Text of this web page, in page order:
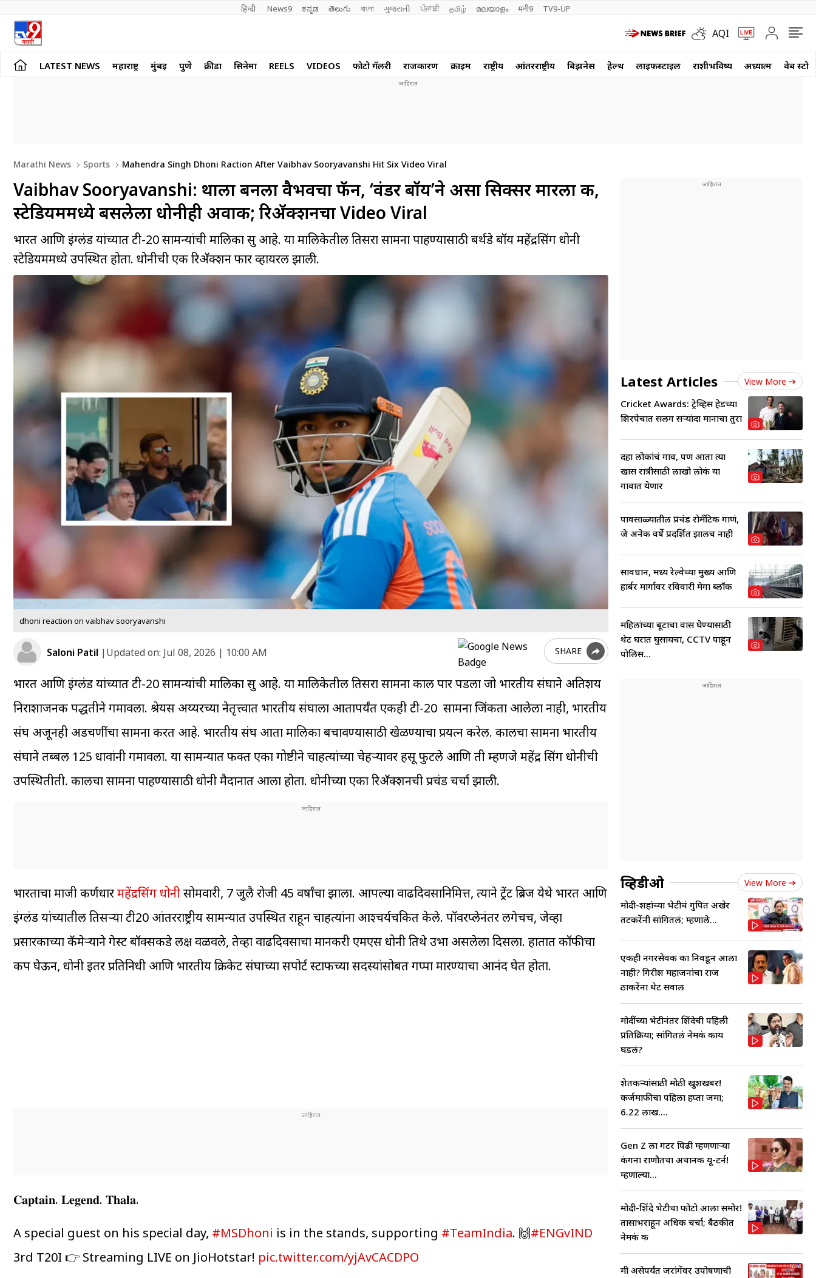
हिन्दी News9 ಕನ್ನಡ తెలుగు বাংলা ગુજરાતી ਪੰਜਾਬੀ தமிழ் മലയാളം मनी9 TV9-UP
AQI
LATEST NEWS महाराष्ट्र मुंबई पुणे क्रीडा सिनेमा REELS VIDEOS फोटो गॅलरी राजकारण क्राईम राष्ट्रीय आंतरराष्ट्रीय बिझनेस हेल्थ लाईफस्टाईल राशीभविष्य अध्यात्म वेब
Marathi News Sports Mahendra Singh Dhoni Raction After Vaibhav Sooryavanshi Hit Six Video Viral
Vaibhav Sooryavanshi: थाला बनला वैभवचा फॅन, ‘वंडर बॉय’ने असा सिक्सर मारला की,
स्टेडियममध्ये बसलेला धोनीही अवाक; रिअ‍ॅक्शनचा Video Viral
भारत आणि इंग्लंड यांच्यात टी-20 सामन्यांची मालिका सुरु आहे. या मालिकेतील तिसरा सामना पाहण्यासाठी बर्थडे बॉय महेंद्रसिंग धोनी
स्टेडियममध्ये उपस्थित होता. धोनीची एक रिअ‍ॅक्शन फार व्हायरल झाली.
dhoni reaction on vaibhav sooryavanshi
Saloni Patil |Updated on: Jul 08, 2026 | 10:00 AM SHARE
भारत आणि इंग्लंड यांच्यात टी-20 सामन्यांची मालिका सुरु आहे. या मालिकेतील तिसरा सामना काल पार पडला जो भारतीय संघाने अतिशय
निराशाजनक पद्धतीने गमावला. श्रेयस अय्यरच्या नेतृत्त्वात भारतीय संघाला आतापर्यंत एकही टी-20 सामना जिंकता आलेला नाही, भारतीय
संघ अजूनही अडचणींचा सामना करत आहे. भारतीय संघ आता मालिका बचावण्यासाठी खेळण्याचा प्रयत्न करेल. कालचा सामना भारतीय
संघाने तब्बल 125 धावांनी गमावला. या सामन्यात फक्त एका गोष्टीने चाहत्यांच्या चेहऱ्यावर हसू फुटले आणि ती म्हणजे महेंद्र सिंग धोनीची
उपस्थितीती. कालचा सामना पाहण्यासाठी धोनी मैदानात आला होता. धोनीच्या एका रिअ‍ॅक्शनची प्रचंड चर्चा झाली.
भारताचा माजी कर्णधारमहेंद्रसिंग धोनीसोमवारी, 7 जुलै रोजी 45 वर्षांचा झाला. आपल्या वाढदिवसानिमित्त, त्याने ट्रेंट ब्रिज येथे भारत आणि
इंग्लंड यांच्यातील तिसऱ्या टी20 आंतरराष्ट्रीय सामन्यात उपस्थित राहून चाहत्यांना आश्चर्यचकित केले. पॉवरप्लेनंतर लगेचच, जेव्हा
प्रसारकाच्या कॅमेऱ्याने गेस्ट बॉक्सकडे लक्ष वळवले, तेव्हा वाढदिवसाचा मानकरी एमएस धोनी तिथे उभा असलेला दिसला. हातात कॉफीचा
कप घेऊन, धोनी इतर प्रतिनिधी आणि भारतीय क्रिकेट संघाच्या सपोर्ट स्टाफच्या सदस्यांसोबत गप्पा मारण्याचा आनंद घेत होता.
𝐂𝐚𝐩𝐭𝐚𝐢𝐧. 𝐋𝐞𝐠𝐞𝐧𝐝. 𝐓𝐡𝐚𝐥𝐚.
A special guest on his special day, #MSDhoni is in the stands, supporting #TeamIndia. 🙌#ENGvIND
3rd T20I 👉 Streaming LIVE on JioHotstar! pic.twitter.com/yjAvCACDPO
Latest Articles View More
Cricket Awards: ट्रेव्हिस हेडच्या
शिरपेचात सलग दुसऱ्यांदा मानाचा तुरा
दहा लोकांचं गाव, पण आता त्या
खास रात्रीसाठी लाखो लोकं या
गावात येणार
पावसाळ्यातील प्रचंड रोमँटिक गाणं,
जे अनेक वर्षे प्रदर्शित झालच नाही
सावधान, मध्य रेल्वेच्या मुख्य आणि
हार्बर मार्गावर रविवारी मेगा ब्लॉक
महिलांच्या बूटाचा वास घेण्यासाठी
थेट घरात घुसायचा, CCTV पाहून
पोलिस...
व्हिडीओ View More
मोदी-शहांच्या भेटीचं गुपित अखेर
तटकरेंनी सांगितलं; म्हणाले...
एकही नगरसेवक का निवडून आला
नाही? गिरीश महाजनांचा राज
ठाकरेंना थेट सवाल
मोदींच्या भेटीनंतर शिंदेची पहिली
प्रतिक्रिया; सांगितलं नेमकं काय
घडलं?
शेतकऱ्यांसाठी मोठी खुशखबर!
कर्जमाफीचा पहिला हप्ता जमा;
6.22 लाख....
Gen Z ला गटर पिढी म्हणणाऱ्या
कंगना राणौतचा अचानक यू-टर्न!
म्हणाल्या...
मोदी-शिंदे भेटीचा फोटो आला समोर!
तासाभराहून अधिक चर्चा; बैठकीत
नेमकं क
मी असेपर्यंत जरांगेंवर उपोषणाची